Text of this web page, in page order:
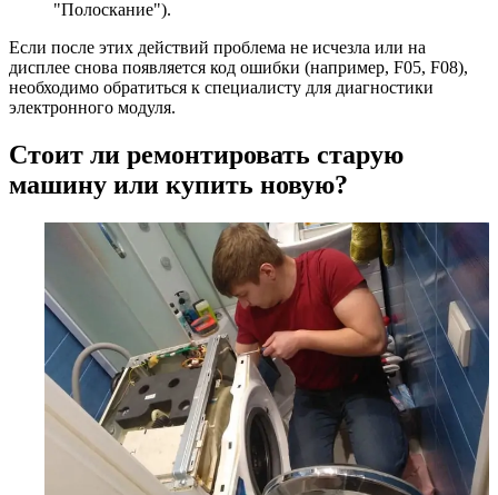
дисплее снова появляется код ошибки (например, F05, F08),
необходимо обратиться к специалисту для диагностики
электронного модуля.
машину или купить новую?